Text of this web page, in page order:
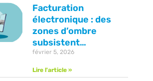
Facturation
électronique : des
zones d’ombre
subsistent…
février 5, 2026
Lire l'article »